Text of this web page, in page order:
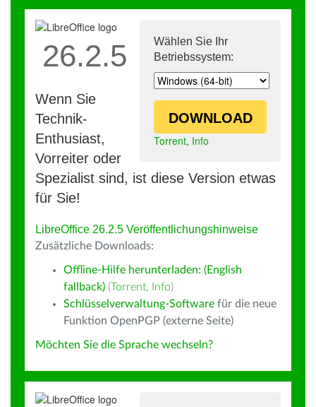
Wählen Sie Ihr
Betriebssystem:
DOWNLOAD
Torrent, Info
26.2.5
Wenn Sie
Technik-
Enthusiast,
Vorreiter oder
Spezialist sind, ist diese Version etwas
für Sie!
LibreOffice 26.2.5 Veröffentlichungshinweise
Zusätzliche Downloads:
Offline-Hilfe herunterladen: (English
fallback) (Torrent, Info)
Schlüsselverwaltung-Software für die neue
Funktion OpenPGP (externe Seite)
Möchten Sie die Sprache wechseln?